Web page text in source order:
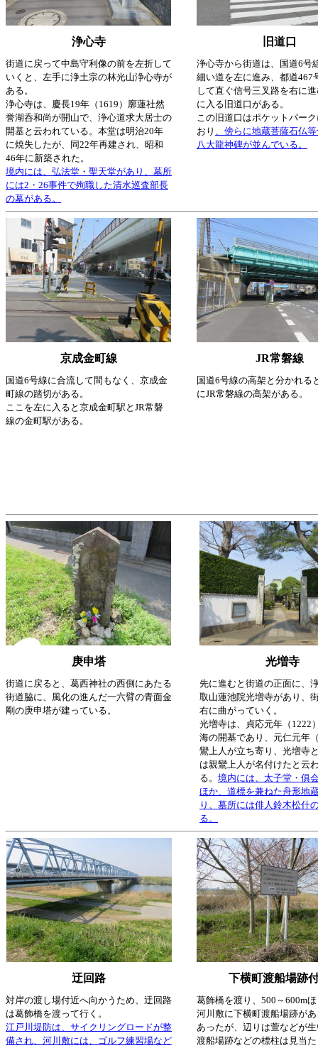
浄心寺 旧道口
街道に戻って中島守利像の前を左折して
いくと、左手に浄土宗の林光山浄心寺が
ある。
浄心寺は、慶長19年（1619）廓蓮社然
誉湖呑和尚が開山で、浄心道求大居士の
開基と云われている。本堂は明治20年
に焼失したが、同22年再建され、昭和
46年に新築された。
境内には、弘法堂・聖天堂があり、墓所
には2・26事件で殉職した清水巡査部長
の墓がある。
浄心寺から街道は、国道6号
細い道を左に進み、都道467
して直ぐ信号三叉路を右に
に入る旧道口がある。
この旧道口はポケットパー
おり 、傍らに地蔵菩薩石仏
八大龍神碑が並んでいる。
京成金町線 JR常磐線
国道6号線に合流して間もなく、京成金
町線の踏切がある。
ここを左に入ると京成金町駅とJR常磐
線の金町駅がある。
国道6号線の高架と分かれる
にJR常磐線の高架がある。
庚申塔 光増寺
街道に戻ると、葛西神社の西側にあたる
街道脇に、風化の進んだ一六臂の青面金
剛の庚申塔が建っている。
先に進むと街道の正面に、
取山蓮池院光増寺があり、
右に曲がっていく。
光増寺は、貞応元年（1222
海の開基であり、元仁元年
鸞上人が立ち寄り、光増寺
は親鸞上人が名付けたと云
る。 境内には、太子堂・俱
ほか、道標を兼ねた舟形地
り、墓所には俳人鈴木松什
る。
迂回路 下横町渡船場跡
対岸の渡し場付近へ向かうため、迂回路
は葛飾橋を渡って行く。
江戸川堤防は、サイクリングロードが整
備され、河川敷には、ゴルフ練習場など
葛飾橋を渡り、500～600m
河川敷に下横町渡船場跡が
あったが、辺りは萱などが
渡船場跡などの標柱は見当